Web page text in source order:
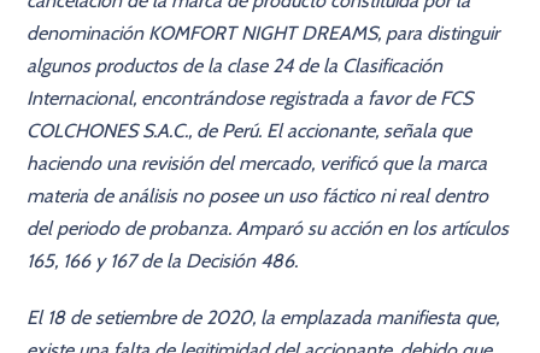
denominación KOMFORT NIGHT DREAMS, para distinguir
algunos productos de la clase 24 de la Clasificación
Internacional, encontrándose registrada a favor de FCS
COLCHONES S.A.C., de Perú. El accionante, señala que
haciendo una revisión del mercado, verificó que la marca
materia de análisis no posee un uso fáctico ni real dentro
del periodo de probanza. Amparó su acción en los artículos
165, 166 y 167 de la Decisión 486.
El 18 de setiembre de 2020, la emplazada manifiesta que,